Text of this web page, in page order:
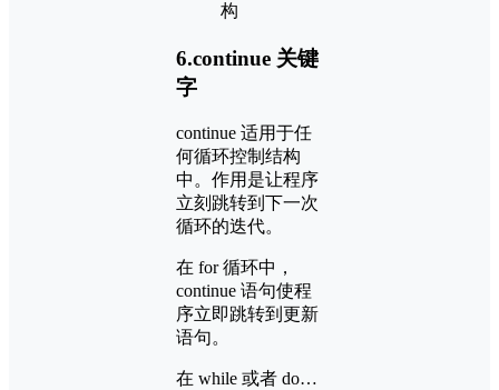
6.continue 关键
字
continue 适用于任
何循环控制结构
中。作用是让程序
立刻跳转到下一次
循环的迭代。
在 for 循环中，
continue 语句使程
序立即跳转到更新
语句。
在 while 或者 do…